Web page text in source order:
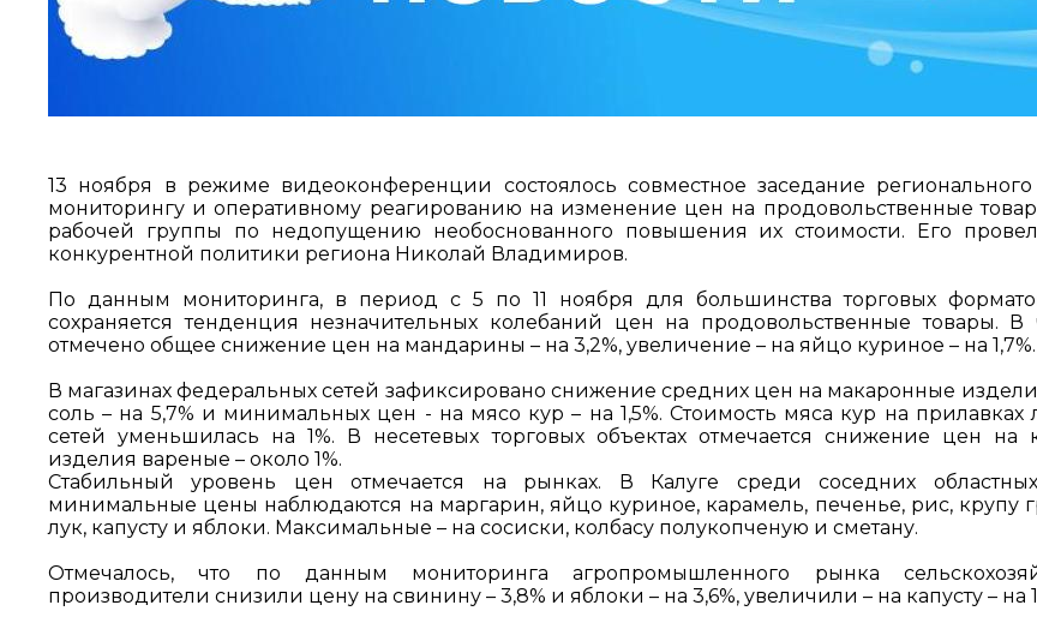
13 ноября в режиме видеоконференции состоялось совместное заседание
мониторингу и оперативному реагированию на изменение цен на продовольственные
рабочей группы по недопущению необоснованного повышения их стоимости. Его
конкурентной политики региона Николай Владимиров.
По данным мониторинга, в период с 5 по 11 ноября для большинства торговых
сохраняется тенденция незначительных колебаний цен на продовольственные товары. В
отмечено общее снижение цен на мандарины – на 3,2%, увеличение – на яйцо куриное – на 1,7%.
В магазинах федеральных сетей зафиксировано снижение средних цен на макаронные изделия
соль – на 5,7% и минимальных цен - на мясо кур – на 1,5%. Стоимость мяса кур на прилавках
сетей уменьшилась на 1%. В несетевых торговых объектах отмечается снижение цен на
изделия вареные – около 1%.
Стабильный уровень цен отмечается на рынках. В Калуге среди соседних
минимальные цены наблюдаются на маргарин, яйцо куриное, карамель, печенье, рис, крупу
лук, капусту и яблоки. Максимальные – на сосиски, колбасу полукопченую и сметану.
Отмечалось, что по данным мониторинга агропромышленного рынка
производители снизили цену на свинину – 3,8% и яблоки – на 3,6%, увеличили – на капусту – на